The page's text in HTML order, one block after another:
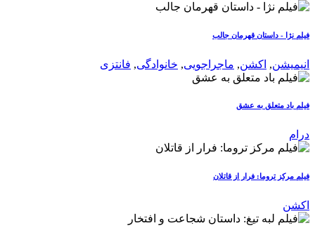
فیلم نژا - داستان قهرمان جالب
انیمیشن, اکشن, ماجراجویی, خانوادگی, فانتزی
فیلم باد متعلق به عشق
درام
فیلم مرکز تروما: فرار از قاتلان
اکشن